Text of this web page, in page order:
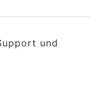
und